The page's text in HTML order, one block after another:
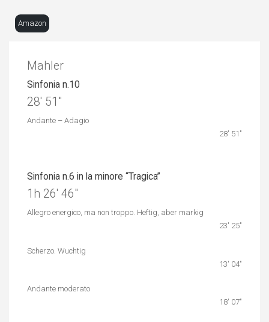
Amazon
Mahler
Sinfonia n.10
28′ 51″
Andante – Adagio
28′ 51″
Sinfonia n.6 in la minore “Tragica”
1h 26′ 46″
Allegro energico, ma non troppo. Heftig, aber markig
23′ 25″
Scherzo. Wuchtig
13′ 04″
Andante moderato
18′ 07″